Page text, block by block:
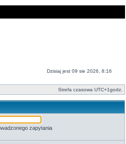
Dzisiaj jest 09 sie 2026, 8:16
Strefa czasowa UTC+1godz.
zapytania